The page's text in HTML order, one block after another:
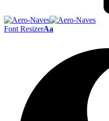
Font ResizerAa